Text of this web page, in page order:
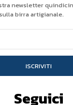
newsletter
birra artigianale.
ISCRIVITI
Seguici